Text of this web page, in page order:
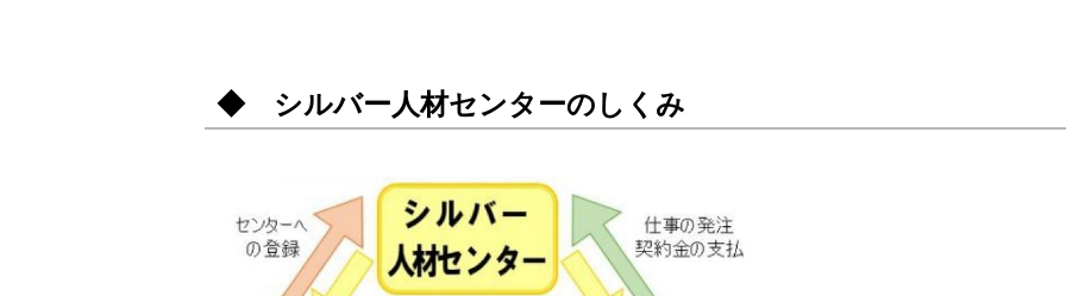
◆ シルバー人材センターのしくみ